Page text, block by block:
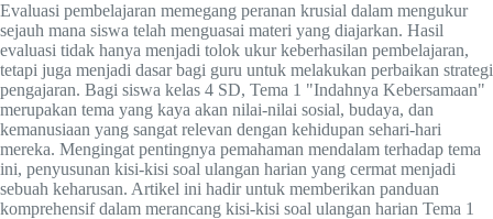
Evaluasi pembelajaran memegang peranan krusial dalam mengukur
sejauh mana siswa telah menguasai materi yang diajarkan. Hasil
evaluasi tidak hanya menjadi tolok ukur keberhasilan pembelajaran,
tetapi juga menjadi dasar bagi guru untuk melakukan perbaikan strategi
pengajaran. Bagi siswa kelas 4 SD, Tema 1 "Indahnya Kebersamaan"
merupakan tema yang kaya akan nilai-nilai sosial, budaya, dan
kemanusiaan yang sangat relevan dengan kehidupan sehari-hari
mereka. Mengingat pentingnya pemahaman mendalam terhadap tema
ini, penyusunan kisi-kisi soal ulangan harian yang cermat menjadi
sebuah keharusan. Artikel ini hadir untuk memberikan panduan
komprehensif dalam merancang kisi-kisi soal ulangan harian Tema 1